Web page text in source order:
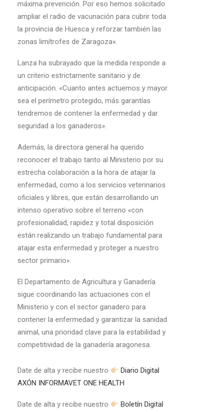
máxima prevención. Por eso hemos solicitado
ampliar el radio de vacunación para cubrir toda
la provincia de Huesca y reforzar también las
zonas limítrofes de Zaragoza».
Lanza ha subrayado que la medida responde a
un criterio estrictamente sanitario y de
anticipación. «Cuanto antes actuemos y mayor
sea el perímetro protegido, más garantías
tendremos de contener la enfermedad y dar
seguridad a los ganaderos».
Además, la directora general ha querido
reconocer el trabajo tanto al Ministerio por su
estrecha colaboración a la hora de atajar la
enfermedad, como a los servicios veterinarios
oficiales y libres, que están desarrollando un
intenso operativo sobre el terreno «con
profesionalidad, rapidez y total disposición
están realizando un trabajo fundamental para
atajar esta enfermedad y proteger a nuestro
sector primario».
El Departamento de Agricultura y Ganadería
sigue coordinando las actuaciones con el
Ministerio y con el sector ganadero para
contener la enfermedad y garantizar la sanidad
animal, una prioridad clave para la estabilidad y
competitividad de la ganadería aragonesa.
Date de alta y recibe nuestro
Diario Digital
AXÓN INFORMAVET ONE HEALTH
Date de alta y recibe nuestro
Boletín Digital